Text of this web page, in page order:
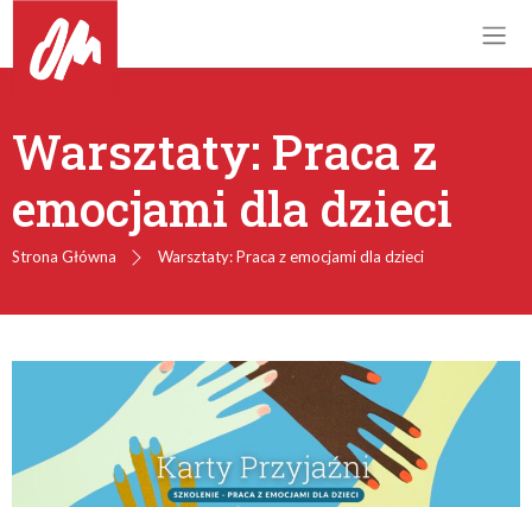
Warsztaty: Praca z
emocjami dla dzieci
Strona Główna Warsztaty: Praca z emocjami dla dzieci